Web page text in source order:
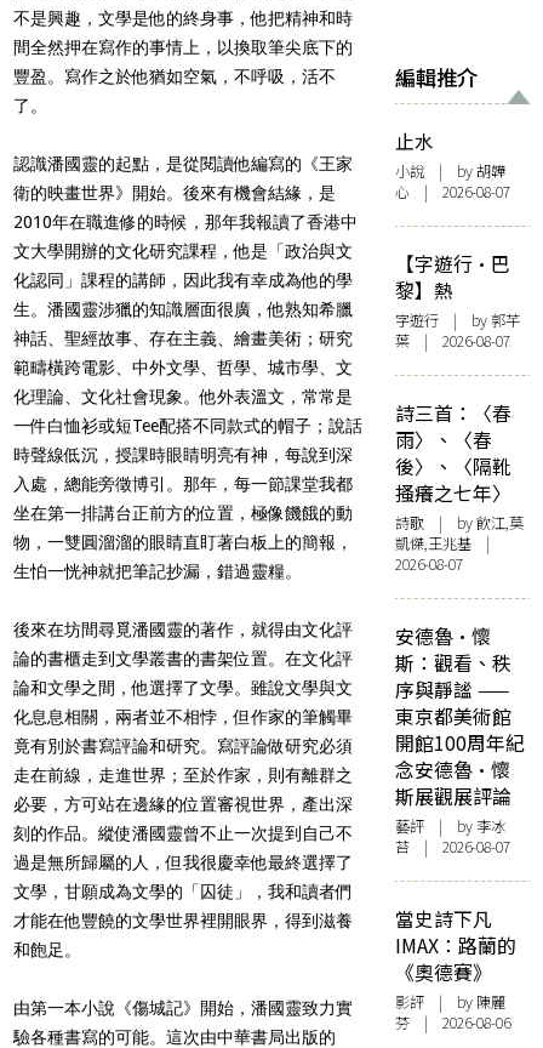
不是興趣，文學是他的終身事，他把精神和時
間全然押在寫作的事情上，以換取筆尖底下的
豐盈。寫作之於他猶如空氣，不呼吸，活不
了。
認識潘國靈的起點，是從閱讀他編寫的《王家
衛的映畫世界》開始。後來有機會結緣，是
2010年在職進修的時候，那年我報讀了香港中
文大學開辦的文化研究課程，他是「政治與文
化認同」課程的講師，因此我有幸成為他的學
生。潘國靈涉獵的知識層面很廣，他熟知希臘
神話、聖經故事、存在主義、繪畫美術；研究
範疇橫跨電影、中外文學、哲學、城市學、文
化理論、文化社會現象。他外表溫文，常常是
一件白恤衫或短Tee配搭不同款式的帽子；說話
時聲線低沉，授課時眼睛明亮有神，每說到深
入處，總能旁徵博引。那年，每一節課堂我都
坐在第一排講台正前方的位置，極像饑餓的動
物，一雙圓溜溜的眼睛直盯著白板上的簡報，
生怕一恍神就把筆記抄漏，錯過靈糧。
後來在坊間尋覓潘國靈的著作，就得由文化評
論的書櫃走到文學叢書的書架位置。在文化評
論和文學之間，他選擇了文學。雖說文學與文
化息息相關，兩者並不相悖，但作家的筆觸畢
竟有別於書寫評論和研究。寫評論做研究必須
走在前線，走進世界；至於作家，則有離群之
必要，方可站在邊緣的位置審視世界，產出深
刻的作品。縱使潘國靈曾不止一次提到自己不
過是無所歸屬的人，但我很慶幸他最終選擇了
文學，甘願成為文學的「囚徒」，我和讀者們
才能在他豐饒的文學世界裡開眼界，得到滋養
和飽足。
由第一本小說《傷城記》開始，潘國靈致力實
驗各種書寫的可能。這次由中華書局出版的
編輯推介
止水
小說 | by 胡韡
心 | 2026-08-07
【字遊行·巴
黎】熱
字遊行 | by 郭芊
葉 | 2026-08-07
詩三首：〈春
雨〉、〈春
後〉、〈隔靴
搔癢之七年〉
詩歌 | by 飲江,莫
凱傑,王兆基 |
2026-08-07
安德魯·懷
斯：觀看、秩
序與靜謐 ——
東京都美術館
開館100周年紀
念安德魯·懷
斯展觀展評論
藝評 | by 李冰
苔 | 2026-08-07
當史詩下凡
IMAX：路蘭的
《奧德賽》
影評 | by 陳麗
芬 | 2026-08-06